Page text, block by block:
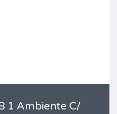
1 Ambiente C/